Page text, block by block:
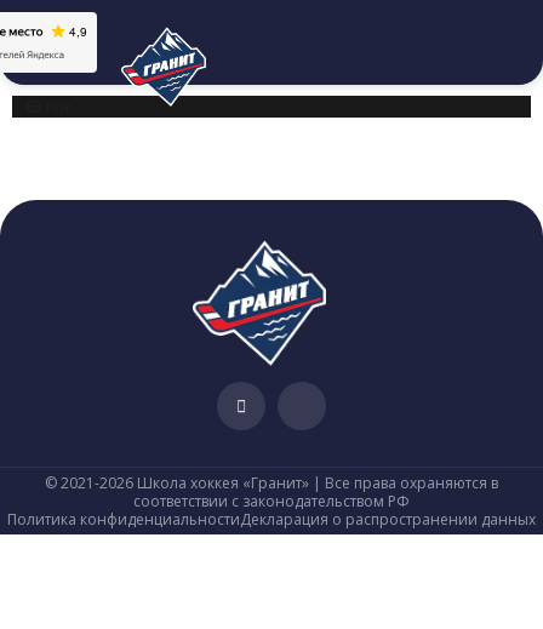
© 2021-2026 Школа хоккея «Гранит» | Все права охраняются в
соответствии с законодательством РФ
Политика конфиденциальностиДекларация о распространении данных